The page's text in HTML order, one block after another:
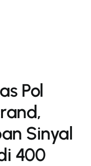
Pol
Sinyal
400